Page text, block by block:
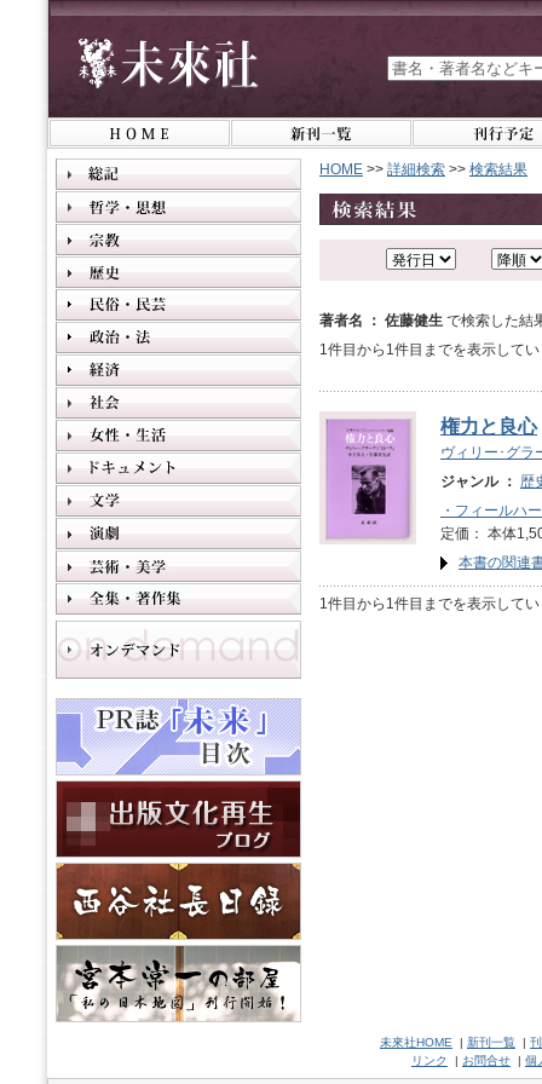
HOME >> 詳細検索 >> 検索結果
著者名 ： 佐藤健生 で検索した結
1件目から1件目までを表示して
権力と良心
ヴィリー･グラ
ジャンル ： 歴
・フィールハ
定価： 本体
本書の関連
1件目から1件目までを表示して
未來社HOME | 新刊一覧 |
リンク
| お問合せ | 個